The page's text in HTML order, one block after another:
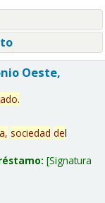
Oeste,
.
sociedad del
Signatura